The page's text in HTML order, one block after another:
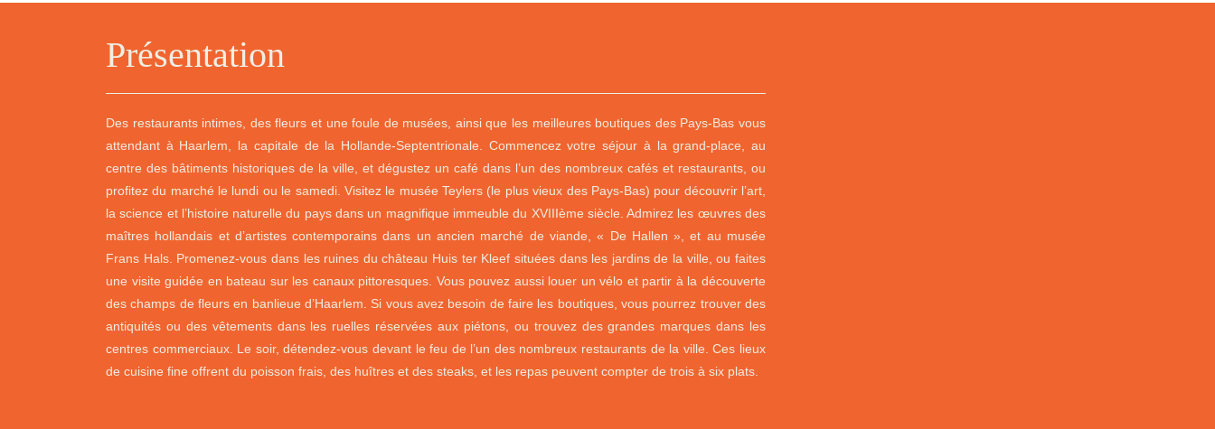
Présentation
Des restaurants intimes, des fleurs et une foule de musées, ainsi que les meilleures boutiques des Pays-Bas vous
attendant à Haarlem, la capitale de la Hollande-Septentrionale. Commencez votre séjour à la grand-place, au
centre des bâtiments historiques de la ville, et dégustez un café dans l’un des nombreux cafés et restaurants, ou
profitez du marché le lundi ou le samedi. Visitez le musée Teylers (le plus vieux des Pays-Bas) pour découvrir l’art,
la science et l’histoire naturelle du pays dans un magnifique immeuble du XVIIIème siècle. Admirez les œuvres des
maîtres hollandais et d’artistes contemporains dans un ancien marché de viande, « De Hallen », et au musée
Frans Hals. Promenez-vous dans les ruines du château Huis ter Kleef situées dans les jardins de la ville, ou faites
une visite guidée en bateau sur les canaux pittoresques. Vous pouvez aussi louer un vélo et partir à la découverte
des champs de fleurs en banlieue d’Haarlem. Si vous avez besoin de faire les boutiques, vous pourrez trouver des
antiquités ou des vêtements dans les ruelles réservées aux piétons, ou trouvez des grandes marques dans les
centres commerciaux. Le soir, détendez-vous devant le feu de l’un des nombreux restaurants de la ville. Ces lieux
de cuisine fine offrent du poisson frais, des huîtres et des steaks, et les repas peuvent compter de trois à six plats.